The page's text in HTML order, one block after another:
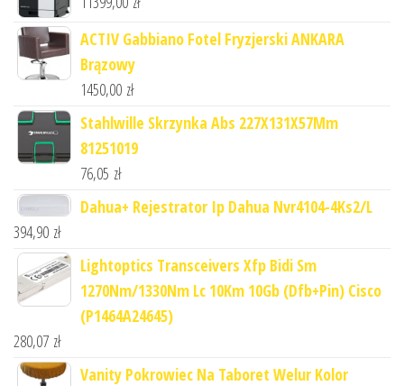
ACTIV Gabbiano Fotel Fryzjerski ANKARA
Brązowy
1450,00 zł
Stahlwille Skrzynka Abs 227X131X57Mm
81251019
76,05 zł
Dahua+ Rejestrator Ip Dahua Nvr4104-4Ks2/L
394,90 zł
Lightoptics Transceivers Xfp Bidi Sm
1270Nm/1330Nm Lc 10Km 10Gb (Dfb+Pin) Cisco
(P1464A24645)
280,07 zł
Vanity Pokrowiec Na Taboret Welur Kolor